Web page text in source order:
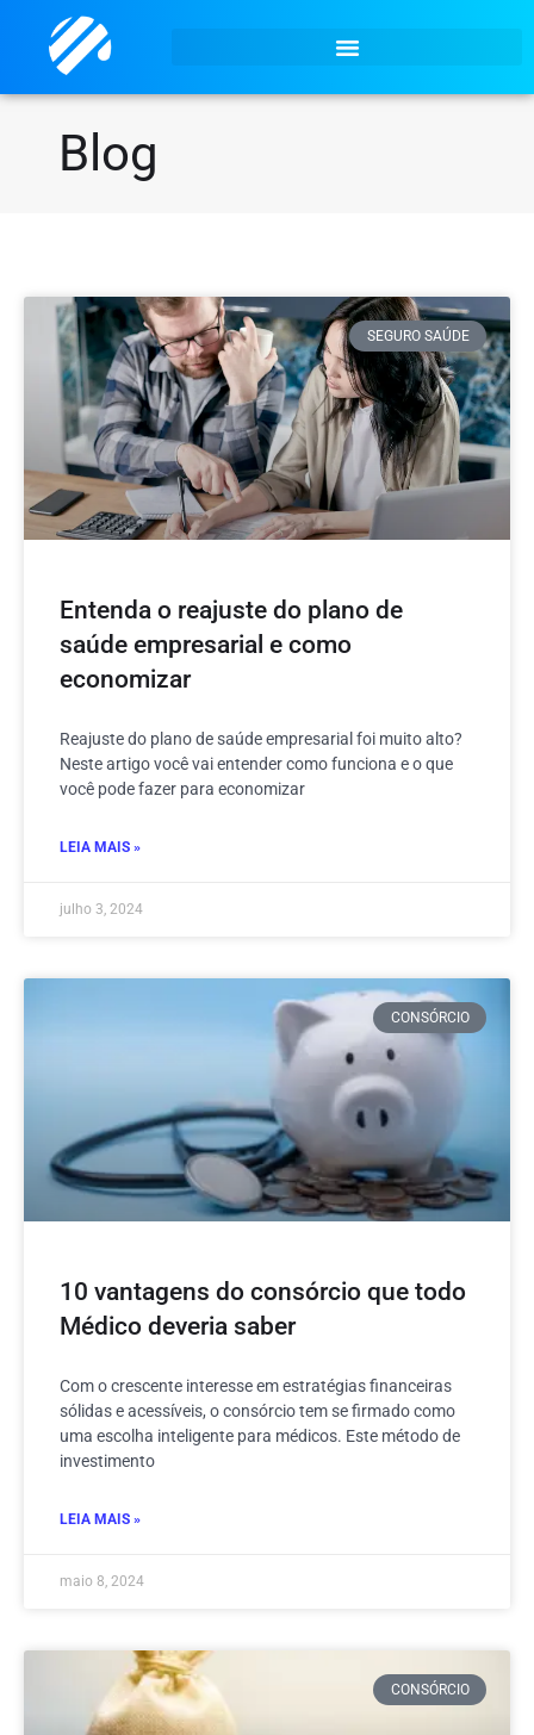
Blog
SEGURO SAÚDE
Entenda o reajuste do plano de
saúde empresarial e como
economizar
Reajuste do plano de saúde empresarial foi muito alto?
Neste artigo você vai entender como funciona e o que
você pode fazer para economizar
LEIA MAIS »
julho 3, 2024
CONSÓRCIO
10 vantagens do consórcio que todo
Médico deveria saber
Com o crescente interesse em estratégias financeiras
sólidas e acessíveis, o consórcio tem se firmado como
uma escolha inteligente para médicos. Este método de
investimento
LEIA MAIS »
maio 8, 2024
CONSÓRCIO